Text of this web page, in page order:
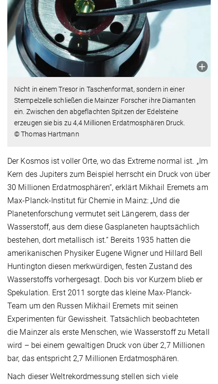
Nicht in einem Tresor in Taschenformat, sondern in einer
Stempelzelle schließen die Mainzer Forscher ihre Diamanten
ein. Zwischen den abgeflachten Spitzen der Edelsteine
erzeugen sie bis zu 4,4 Millionen Erdatmosphären Druck.
© Thomas Hartmann
Der Kosmos ist voller Orte, wo das Extreme normal ist. „Im
Kern des Jupiters zum Beispiel herrscht ein Druck von über
30 Millionen Erdatmosphären“, erklärt Mikhail Eremets am
Max-Planck-Institut für Chemie in Mainz: „Und die
Planetenforschung vermutet seit Längerem, dass der
Wasserstoff, aus dem diese Gasplaneten hauptsächlich
bestehen, dort metallisch ist.“ Bereits 1935 hatten die
amerikanischen Physiker Eugene Wigner und Hillard Bell
Huntington diesen merkwürdigen, festen Zustand des
Wasserstoffs vorhergesagt. Doch bis vor Kurzem blieb er
Spekulation. Erst 2011 sorgte das kleine Max-Planck-
Team um den Russen Mikhail Eremets mit seinen
Experimenten für Gewissheit. Tatsächlich beobachteten
die Mainzer als erste Menschen, wie Wasserstoff zu Metall
wird – bei einem gewaltigen Druck von über 2,7 Millionen
bar, das entspricht 2,7 Millionen Erdatmosphären.
Nach dieser Weltrekordmessung stellen sich viele